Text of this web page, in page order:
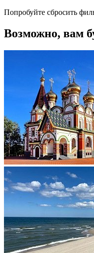
Попробуйте сбросить
Возможно, вам